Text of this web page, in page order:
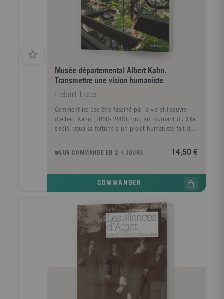
Musée départemental Albert Kahn.
Transmettre une vision humaniste
Lebart Luce
Comment ne pas être fasciné par la vie et l'oeuvre
d'Albert Kahn (1860-1940), qui, au tournant du XXe
siècle, voua sa fortune à un projet humaniste fait de
diversité des cultures comme de la nature, il se saisit
images d'un monde alors en pleine transformation :
conservées au musée départemental Albert-Kahn à
Boulogne-Billancourt, forment une collection unique
au monde. Le passé rejaillit sous nos yeux dans les
couleurs lumineuses des autochromes et le
mouvement des films, tandis que le jardin aux
multiples espèces offre un écrin végétal exceptionnel
pour partager ce rêve d'harmonie.
SUR COMMANDE EN 2-4 JOURS 14,50 €
COMMANDER